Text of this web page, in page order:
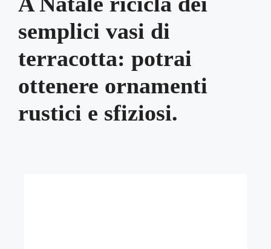
semplici vasi di
terracotta: potrai
ottenere ornamenti
rustici e sfiziosi.